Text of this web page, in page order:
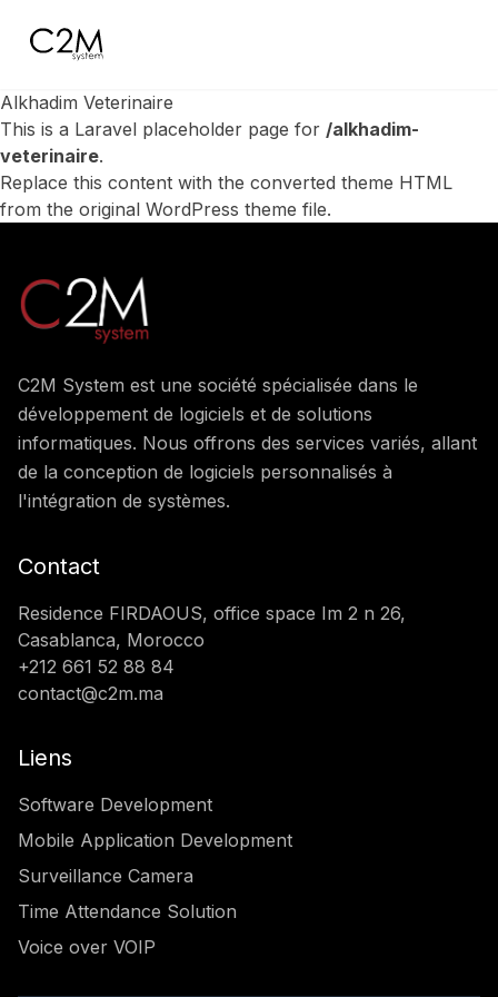
C2M
Alkhadim Veterinaire
This is a Laravel placeholder page for /alkhadim-
veterinaire.
Replace this content with the converted theme HTML
from the original WordPress theme file.
C2M System est une société spécialisée dans le
développement de logiciels et de solutions
informatiques. Nous offrons des services variés, allant
de la conception de logiciels personnalisés à
l'intégration de systèmes.
Contact
Residence FIRDAOUS, office space Im 2 n 26,
Casablanca, Morocco
+212 661 52 88 84
contact@c2m.ma
Liens
Software Development
Mobile Application Development
Surveillance Camera
Time Attendance Solution
Voice over VOIP